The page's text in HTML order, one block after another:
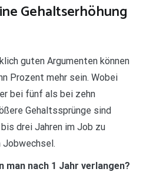
Gehaltserhöhung
guten Argumenten können
Prozent mehr sein. Wobei
bei fünf als bei zehn
Gehaltssprünge sind
drei Jahren im Job zu
Jobwechsel.
man nach 1 Jahr verlangen?